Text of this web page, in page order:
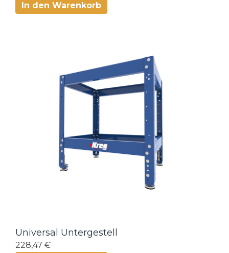
In den Warenkorb
Universal Untergestell
228,47 €